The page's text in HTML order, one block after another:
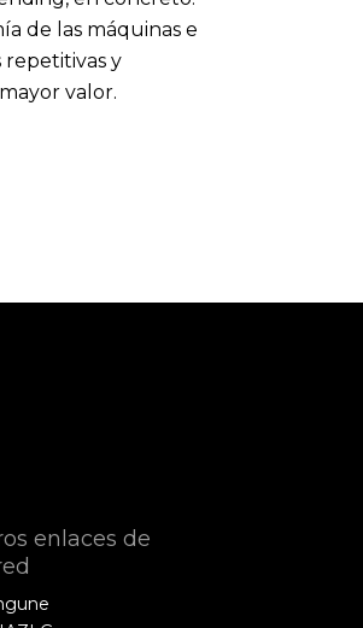
de las máquinas e
repetitivas y
valor.
enlaces de